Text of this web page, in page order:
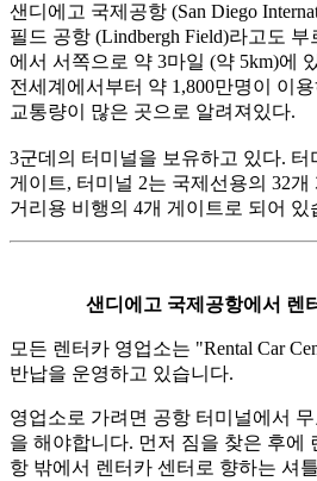
샌디에고 국제공항 (San Diego
필드 공항 (Lindbergh Field)라고도
에서 서쪽으로 약 3마일 (약 5km)에
전세계에서부터 약 1,800만명이 이
교통량이 많은 곳으로 알려져있다.
3군데의 터미널을 보유하고 있다. 터
게이트, 터미널 2는 국제선용의 32
거리용 비행의 4개 게이트로 되어 있
샌디에고 국제공항에서 렌
모든 렌터카 영업소는 "Rental Car
반납을 운영하고 있습니다.
영업소로 가려면 공항 터미널에서
을 해야합니다. 먼저 짐을 찾은 후에
항 밖에서 렌터카 센터로 향하는 셔